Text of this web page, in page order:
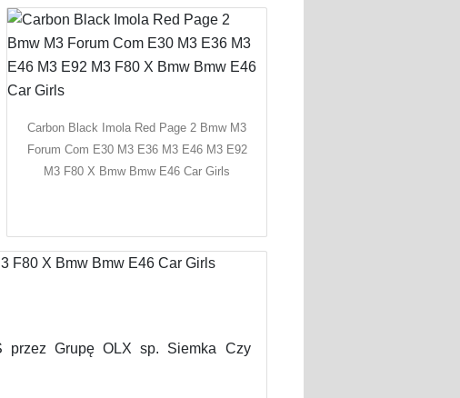
Carbon Black Imola Red Page 2 Bmw M3
Forum Com E30 M3 E36 M3 E46 M3 E92
M3 F80 X Bmw Bmw E46 Car Girls
przez Grupę OLX sp. Siemka Czy